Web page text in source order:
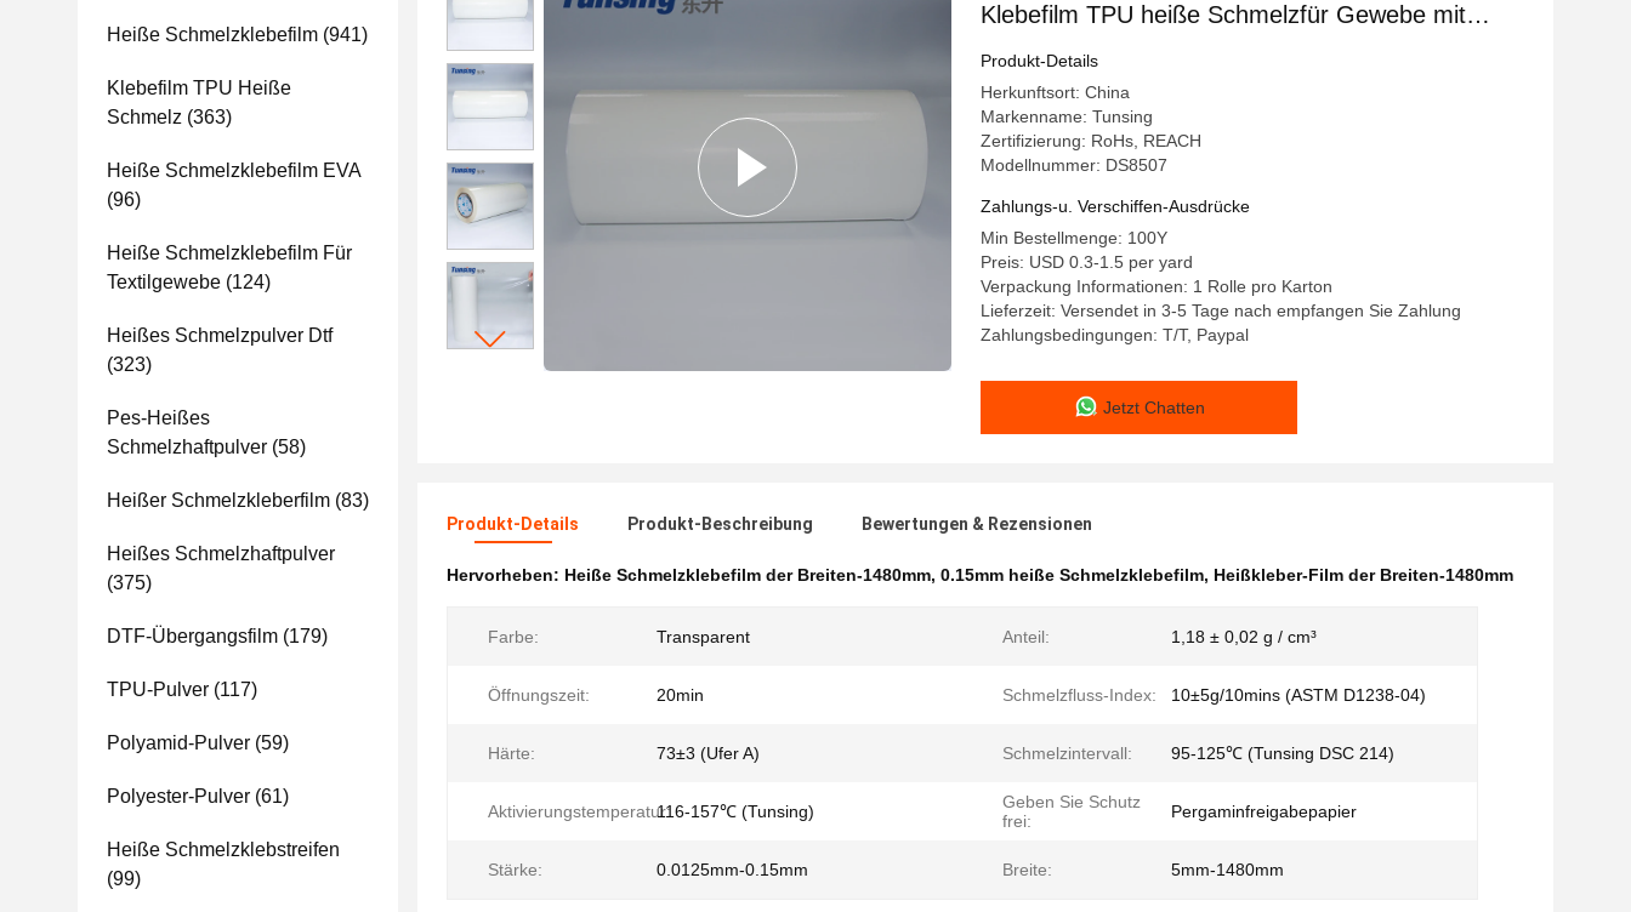
Heiße Schmelzklebefilm (941)
Klebefilm TPU Heiße
Schmelz (363)
Heiße Schmelzklebefilm EVA
(96)
Heiße Schmelzklebefilm Für
Textilgewebe (124)
Heißes Schmelzpulver Dtf
(323)
Pes-Heißes
Schmelzhaftpulver (58)
Heißer Schmelzkleberfilm (83)
Heißes Schmelzhaftpulver
(375)
DTF-Übergangsfilm (179)
TPU-Pulver (117)
Polyamid-Pulver (59)
Polyester-Pulver (61)
Heiße Schmelzklebstreifen
(99)
Klebefilm TPU heiße Schmelzfür Gewebe mit
Seiten
Produkt-Details
Herkunftsort: China
Markenname: Tunsing
Zertifizierung: RoHs, REACH
Modellnummer: DS8507
Zahlungs-u. Verschiffen-Ausdrücke
Min Bestellmenge: 100Y
Preis: USD 0.3-1.5 per yard
Verpackung Informationen: 1 Rolle pro Karton
Lieferzeit: Versendet in 3-5 Tage nach empfangen Sie Zahlung
Zahlungsbedingungen: T/T, Paypal
Jetzt Chatten
Produkt-Details Produkt-Beschreibung Bewertungen & Rezensionen
Hervorheben: Heiße Schmelzklebefilm der Breiten-1480mm, 0.15mm heiße Schmelzklebefilm, Heißkleber-Film der Breiten-1480mm
Farbe: Transparent Anteil: 1,18 ± 0,02 g / cm³
Öffnungszeit: 20min Schmelzfluss-Index: 10±5g/10mins (ASTM D1238-04)
Härte: 73±3 (Ufer A) Schmelzintervall: 95-125℃ (Tunsing DSC 214)
Aktivierungstemperatur:116-157℃ (Tunsing)
Geben Sie Schutz
frei:
Pergaminfreigabepapier
Stärke: 0.0125mm-0.15mm Breite: 5mm-1480mm